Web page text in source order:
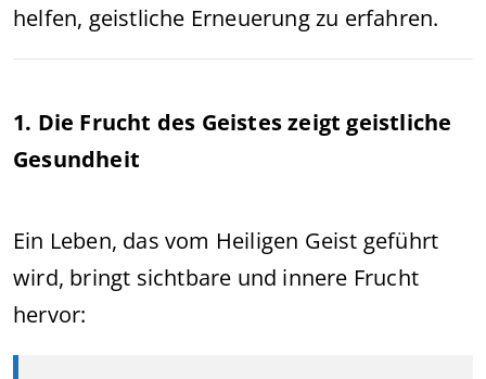
helfen, geistliche Erneuerung zu erfahren.
1. Die Frucht des Geistes zeigt geistliche
Gesundheit
Ein Leben, das vom Heiligen Geist geführt
wird, bringt sichtbare und innere Frucht
hervor: